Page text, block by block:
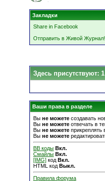
Закладки
Share in Facebook
Отправить в Живой Журнал!
Здесь присутствуют: 1
Ваши права в разделе
Вы не можете создавать
Вы не можете отвечать в
Вы не можете прикреплять
Вы не можете
BB коды Вкл.
Смайлы Вкл.
[IMG] код Вкл.
HTML код Выкл.
Правила форума